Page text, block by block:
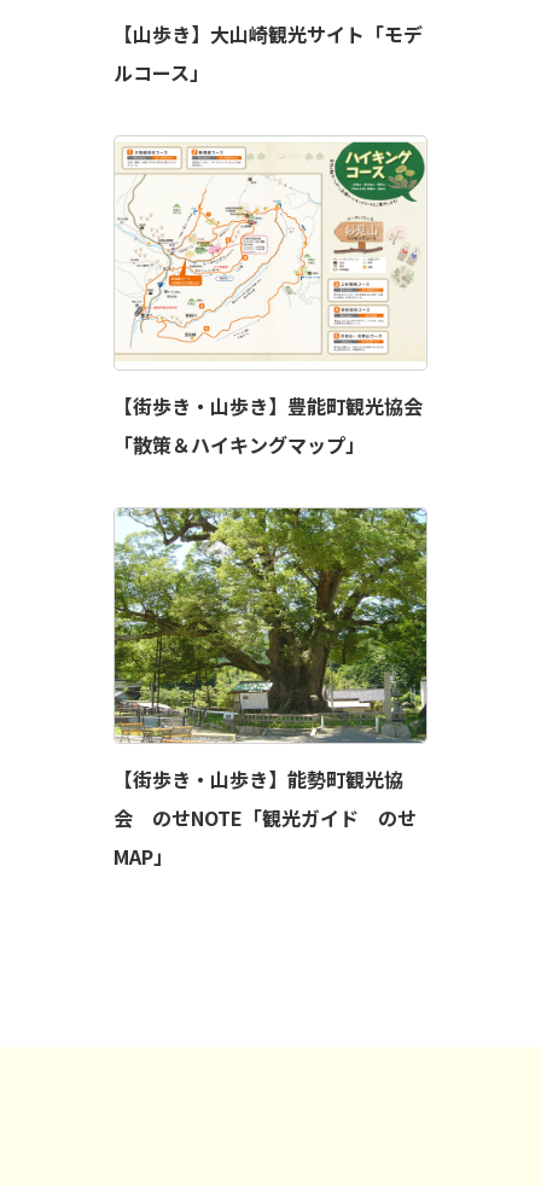
【山歩き】大山崎観光サイト「モデ
ルコース」
【街歩き・山歩き】豊能町観光協会
「散策＆ハイキングマップ」
【街歩き・山歩き】能勢町観光協
会 のせNOTE「観光ガイド のせ
MAP」